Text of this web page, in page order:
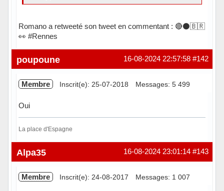
Romano a retweeté son tweet en commentant : 🔴⚫️🇧🇷
👀 #Rennes
Hors ligne #142
16-08-2024 22:57:58
poupoune
Membre Inscrit(e): 25-07-2018 Messages: 5 499
Oui
La place d'Espagne
Hors ligne #143
16-08-2024 23:01:14
Alpa35
Membre Inscrit(e): 24-08-2017 Messages: 1 007